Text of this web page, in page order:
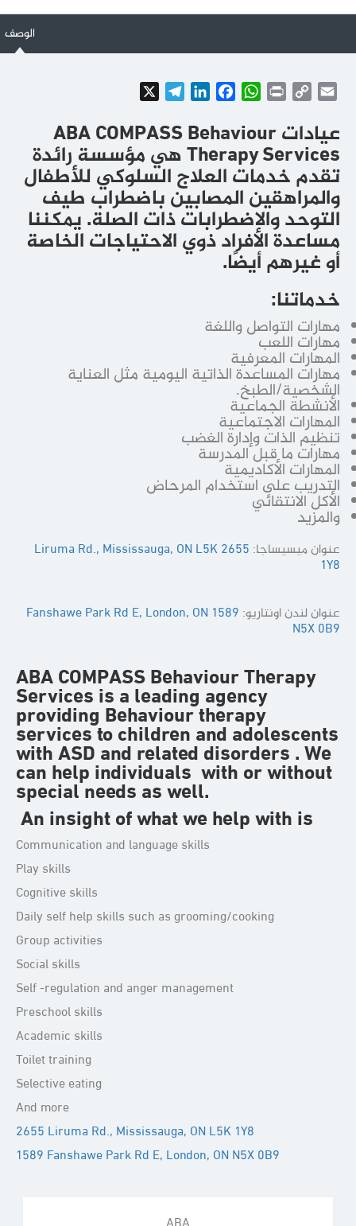
الوصف
Email
Copy
Link
Print
WhatsApp
Facebook
LinkedIn
Telegram
عياداتABA COMPASS Behaviour
Therapy Servicesهي مؤسسة رائدة
تقدم خدمات العلاج السلوكي للأطفال
والمراهقين المصابين باضطراب طيف
التوحد والاضطرابات ذات الصلة. يمكننا
مساعدة الأفراد ذوي الاحتياجات الخاصة
أو غيرهم أيضًا.
خدماتنا:
مهارات التواصل واللغة
مهارات اللعب
المهارات المعرفية
مهارات المساعدة الذاتية اليومية مثل العناية
الشخصية/الطبخ.
الأنشطة الجماعية
المهارات الاجتماعية
تنظيم الذات وإدارة الغضب
مهارات ما قبل المدرسة
المهارات الأكاديمية
التدريب على استخدام المرحاض
الأكل الانتقائي
والمزيد
عنوان ميسيساجا: 2655 Liruma Rd., Mississauga, ON L5K
1Y8
عنوان لندن اونتاريو: 1589 Fanshawe Park Rd E, London, ON
N5X 0B9
ABA COMPASS Behaviour Therapy
Servicesis a leading agency
providing Behaviour therapy
services to children and adolescents
with ASD and related disorders . We
can help individuals with or without
special needs as well.
An insight of what we help with is
Communication and language skills
Play skills
Cognitive skills
Daily self help skills such as grooming/cooking
Group activities
Social skills
Self -regulation and anger management
Preschool skills
Academic skills
Toilet training
Selective eating
And more
2655 Liruma Rd., Mississauga, ON L5K 1Y8
1589 Fanshawe Park Rd E, London, ON N5X 0B9